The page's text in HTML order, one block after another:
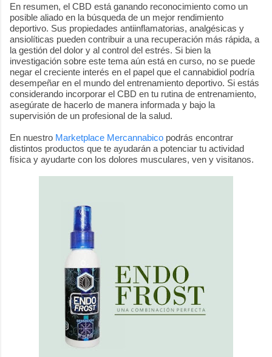
En resumen, el CBD está ganando reconocimiento como un
posible aliado en la búsqueda de un mejor rendimiento
deportivo. Sus propiedades antiinflamatorias, analgésicas y
ansiolíticas pueden contribuir a una recuperación más rápida, a
la gestión del dolor y al control del estrés. Si bien la
investigación sobre este tema aún está en curso, no se puede
negar el creciente interés en el papel que el cannabidiol podría
desempeñar en el mundo del entrenamiento deportivo. Si estás
considerando incorporar el CBD en tu rutina de entrenamiento,
asegúrate de hacerlo de manera informada y bajo la
supervisión de un profesional de la salud.
En nuestro Marketplace Mercannabico podrás encontrar
distintos productos que te ayudarán a potenciar tu actividad
física y ayudarte con los dolores musculares, ven y visitanos.